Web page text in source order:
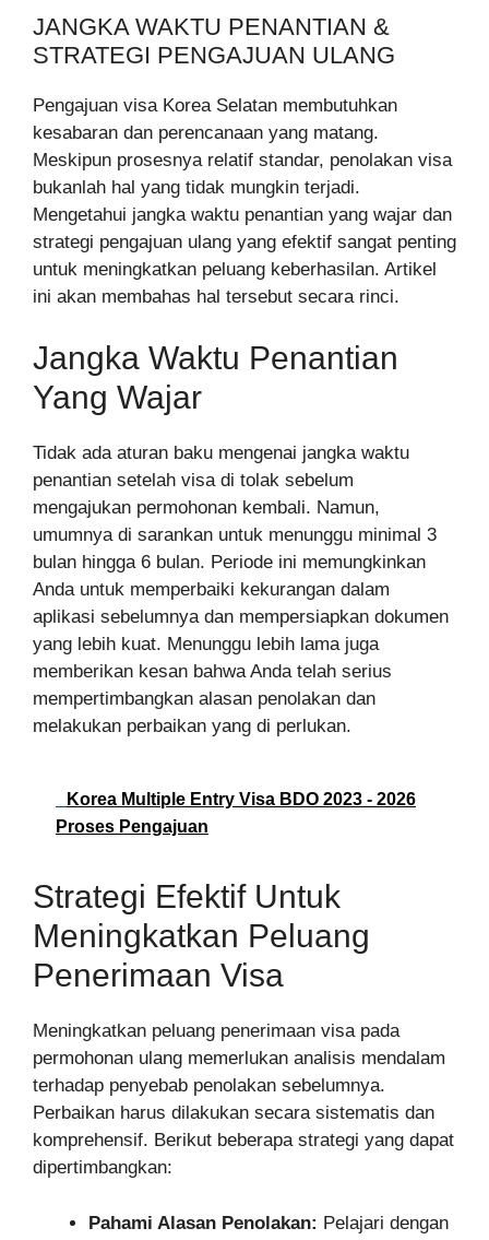
JANGKA WAKTU PENANTIAN &
STRATEGI PENGAJUAN ULANG
Pengajuan visa Korea Selatan membutuhkan
kesabaran dan perencanaan yang matang.
Meskipun prosesnya relatif standar, penolakan visa
bukanlah hal yang tidak mungkin terjadi.
Mengetahui jangka waktu penantian yang wajar dan
strategi pengajuan ulang yang efektif sangat penting
untuk meningkatkan peluang keberhasilan. Artikel
ini akan membahas hal tersebut secara rinci.
Jangka Waktu Penantian
Yang Wajar
Tidak ada aturan baku mengenai jangka waktu
penantian setelah visa di tolak sebelum
mengajukan permohonan kembali. Namun,
umumnya di sarankan untuk menunggu minimal 3
bulan hingga 6 bulan. Periode ini memungkinkan
Anda untuk memperbaiki kekurangan dalam
aplikasi sebelumnya dan mempersiapkan dokumen
yang lebih kuat. Menunggu lebih lama juga
memberikan kesan bahwa Anda telah serius
mempertimbangkan alasan penolakan dan
melakukan perbaikan yang di perlukan.
Korea Multiple Entry Visa BDO 2023 - 2026
Proses Pengajuan
Strategi Efektif Untuk
Meningkatkan Peluang
Penerimaan Visa
Meningkatkan peluang penerimaan visa pada
permohonan ulang memerlukan analisis mendalam
terhadap penyebab penolakan sebelumnya.
Perbaikan harus dilakukan secara sistematis dan
komprehensif. Berikut beberapa strategi yang dapat
dipertimbangkan:
Pahami Alasan Penolakan: Pelajari dengan